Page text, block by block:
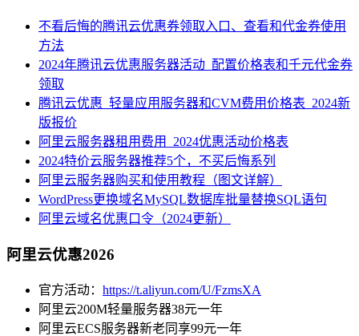
不看后悔的腾讯云优惠券领取入口、查看和代金券使用
方法
2024年腾讯云优惠服务器活动_配置价格表和千元代金券
领取
腾讯云优惠_轻量应用服务器和CVM费用价格表_2024新
版报价
阿里云服务器租用费用_2024优惠活动价格表
2024特价云服务器推荐5个，不买后悔系列
阿里云服务器购买和使用教程（图文详解）
WordPress更换域名MySQL数据库批量替换SQL语句
阿里云域名优惠口令（2024更新）
阿里云优惠2026
官方活动： https://t.aliyun.com/U/FzmsXA
阿里云200M轻量服务器38元一年
阿里云ECS服务器新老同享99元一年